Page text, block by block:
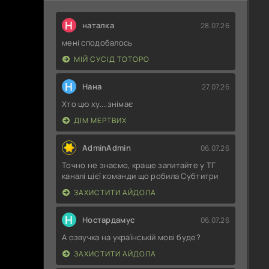
Н наталка 28.07.26
мені сподобалось
МІЙ СУСІД ТОТОРО
Н Нана 27.07.26
Хто цю ху....знімає
ДІМ МЕРТВИХ
AdminAdmin 06.07.26
Точно не знаємо, краще запитайте у ТГ
каналі цієї команди що робила Субтитри
ЗАХИСТИТИ АЙДОЛА
Н Ностардамус 06.07.26
А озвучка на українській мові буде?
ЗАХИСТИТИ АЙДОЛА